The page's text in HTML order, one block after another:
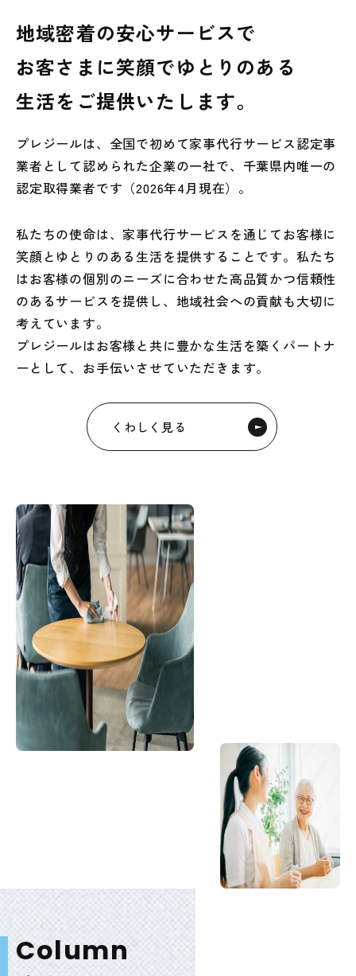
地域密着の安心サービスで
お客さまに笑顔でゆとりのある
生活をご提供いたします。
プレジールは、全国で初めて家事代行サービス認定事
業者として認められた企業の一社で、千葉県内唯一の
認定取得業者です（2026年4月現在）。
私たちの使命は、家事代行サービスを通じてお客様に
笑顔とゆとりのある生活を提供することです。私たち
はお客様の個別のニーズに合わせた高品質かつ信頼性
のあるサービスを提供し、地域社会への貢献も大切に
考えています。
プレジールはお客様と共に豊かな生活を築くパートナ
ーとして、お手伝いさせていただきます。
くわしく見る
Column